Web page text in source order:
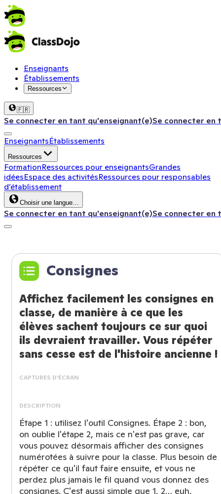
Enseignants
Établissements
Ressources
🇫🇷
Se connecter en tant qu'enseignant(e)Se connecter en
EnseignantsÉtablissements
Ressources
FormationRessources pour enseignantsGrandes
idéesEspace des activitésRessources pour responsables
d’établissement
Choisir une langue…
Se connecter en tant qu'enseignant(e)Se connecter en
Consignes
Affichez facilement les consignes en
classe, de manière à ce que les
élèves sachent toujours ce sur quoi
ils devraient travailler. Vous répéter
sans cesse est de l'histoire ancienne !
CAPTURES D'ÉCRAN
DESCRIPTION
Étape 1 : utilisez l'outil Consignes. Étape 2 : bon,
on oublie l'étape 2, mais ce n'est pas grave, car
vous pouvez désormais afficher des consignes
numérotées à suivre pour la classe. Plus besoin de
répéter ce qu'il faut faire ensuite, et vous ne
perdez plus jamais le fil quand vous donnez des
consignes. C'est aussi simple que 1, 2… euh,